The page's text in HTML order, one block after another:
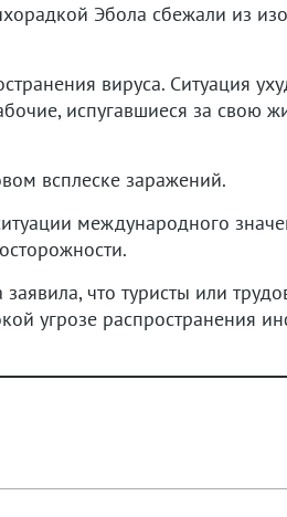
Эбола сбежали из
вируса. Ситуация
испугавшиеся за свою
всплеске заражений.
международного
что туристы или
угрозе распространения